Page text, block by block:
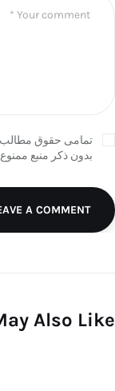
تمامی حقوق مطالب
بدون ذکر منبع
A COMMENT
Also Like